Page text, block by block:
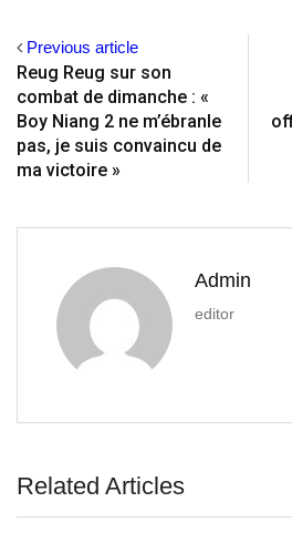
Previous article
Reug Reug sur son
combat de dimanche : «
Boy Niang 2 ne m’ébranle
pas, je suis convaincu de
ma victoire »
Admin
editor
Related Articles